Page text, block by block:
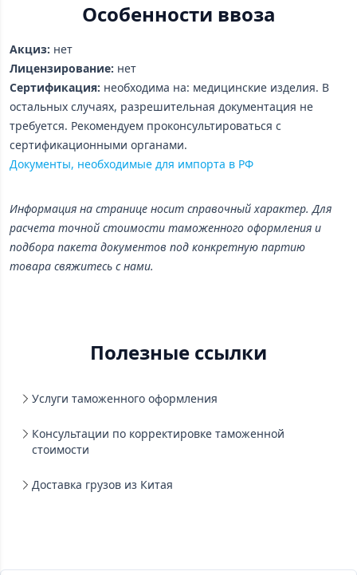
Особенности ввоза
Акциз: нет
Лицензирование: нет
Сертификация: необходима на: медицинские изделия. В
остальных случаях, разрешительная документация не
требуется. Рекомендуем проконсультироваться с
сертификационными органами.
Документы, необходимые для импорта в РФ
Информация на странице носит справочный характер. Для
расчета точной стоимости таможенного оформления и
подбора пакета документов под конкретную партию
товара свяжитесь с нами.
Полезные ссылки
Услуги таможенного оформления
Консультации по корректировке таможенной
стоимости
Доставка грузов из Китая